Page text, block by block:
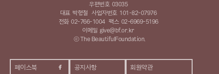
페이스북 공지사항 회원약관
우편번호 03035
대표 박형철 사업자번호 101-82-07976
전화 02-766-1004 팩스 02-6969-5196
이메일 give@bf.or.kr
ⓒ The BeautifulFoundation.